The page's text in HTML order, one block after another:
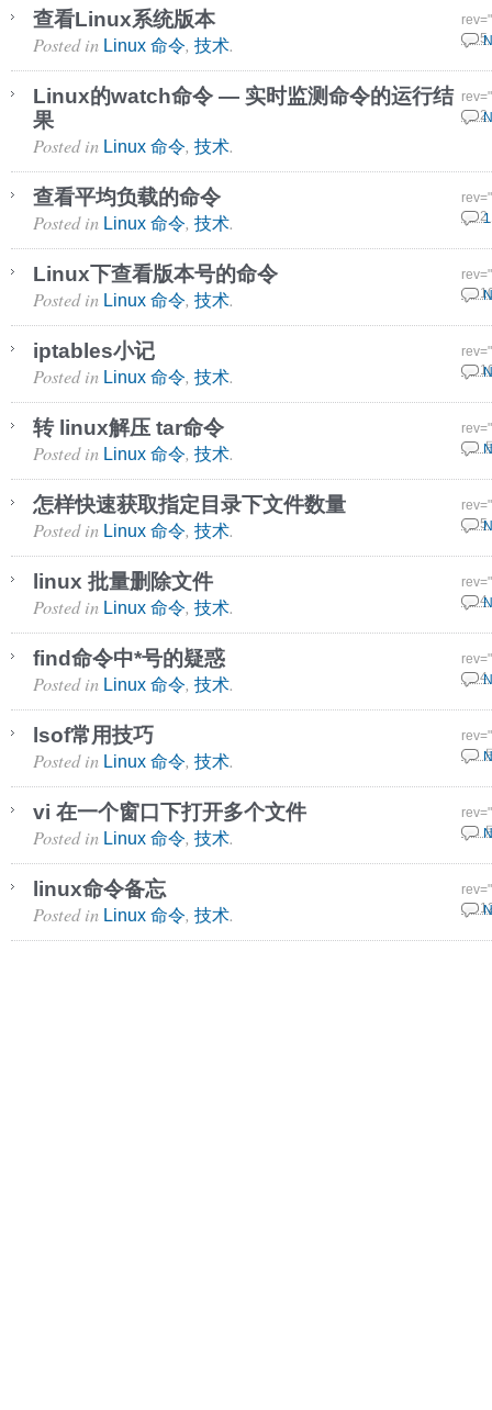
查看Linux系统版本
11 5
Posted in Linux 命令, 技术.
Linux的watch命令 — 实时监测命令的运行结
果
24 2
Posted in Linux 命令, 技术.
查看平均负载的命令
24 2
Posted in Linux 命令, 技术.
Linux下查看版本号的命令
17
Posted in Linux 命令, 技术.
iptables小记
12
Posted in Linux 命令, 技术.
转 linux解压 tar命令
2 8
Posted in Linux 命令, 技术.
怎样快速获取指定目录下文件数量
18 5
Posted in Linux 命令, 技术.
linux 批量删除文件
17 4
Posted in Linux 命令, 技术.
find命令中*号的疑惑
17 4
Posted in Linux 命令, 技术.
lsof常用技巧
6 4
Posted in Linux 命令, 技术.
vi 在一个窗口下打开多个文件
9 1
Posted in Linux 命令, 技术.
linux命令备忘
26
Posted in Linux 命令, 技术.